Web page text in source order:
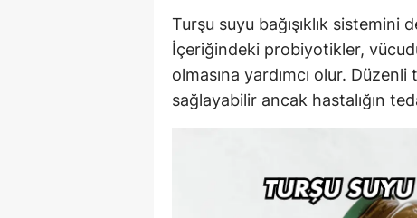
Turşu suyu bağışıklık sistemini
İçeriğindeki probiyotikler,
olmasına yardımcı olur.
sağlayabilir ancak hastalığın